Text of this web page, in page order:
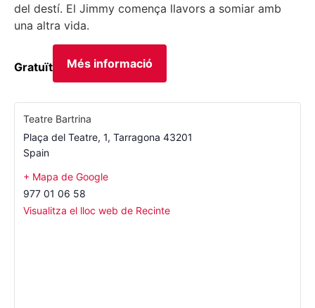
del destí. El Jimmy comença llavors a somiar amb
una altra vida.
Gratuït Més informació
Teatre Bartrina
Plaça del Teatre, 1, Tarragona 43201
Spain
+ Mapa de Google
977 01 06 58
Visualitza el lloc web de Recinte